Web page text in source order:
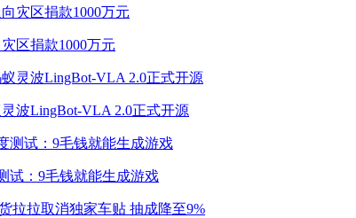
区捐款1000万元
波LingBot-VLA 2.0正式开源
试：9毛钱就能生成游戏